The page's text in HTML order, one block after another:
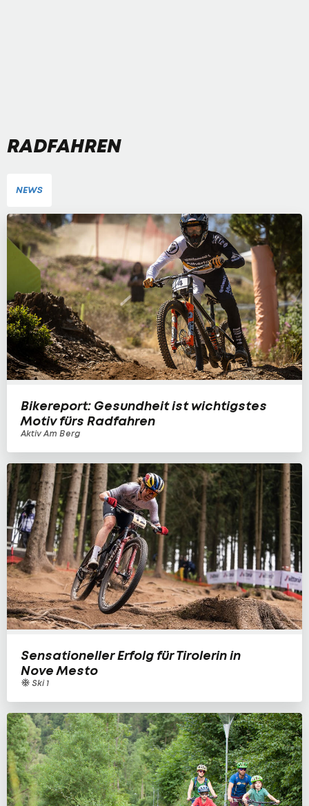
RADFAHREN
NEWS
Bikereport: Gesundheit ist wichtigstes
Motiv fürs Radfahren
Aktiv Am Berg
Sensationeller Erfolg für Tirolerin in
Nove Mesto
Ski 1